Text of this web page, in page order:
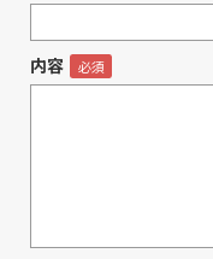
内容